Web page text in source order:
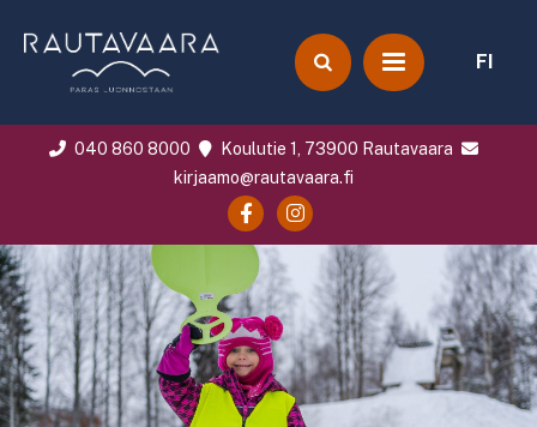
FI
040 860 8000
Koulutie 1, 73900 Rautavaara
kirjaamo@rautavaara.fi